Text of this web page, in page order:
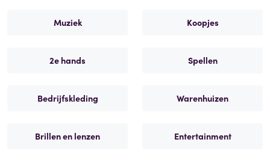
Muziek Koopjes
2e hands Spellen
Bedrijfskleding Warenhuizen
Brillen en lenzen Entertainment